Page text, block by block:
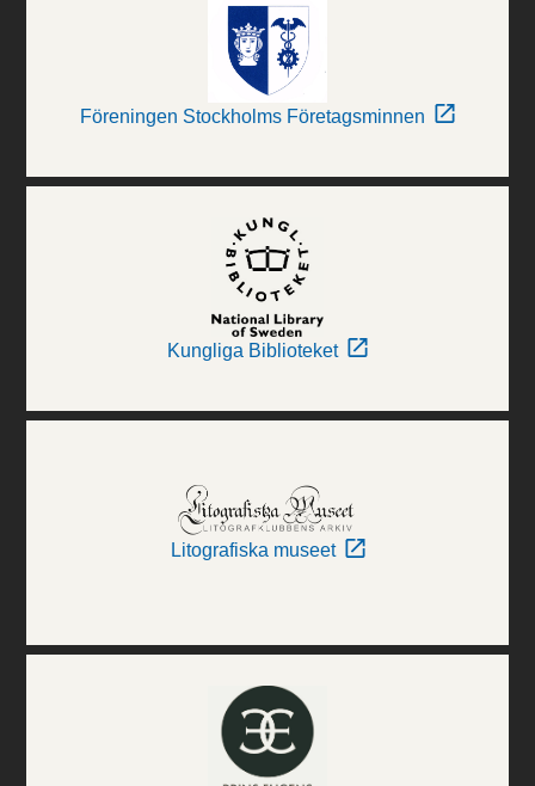
Föreningen Stockholms Företagsminnen
Kungliga Biblioteket
Litografiska museet